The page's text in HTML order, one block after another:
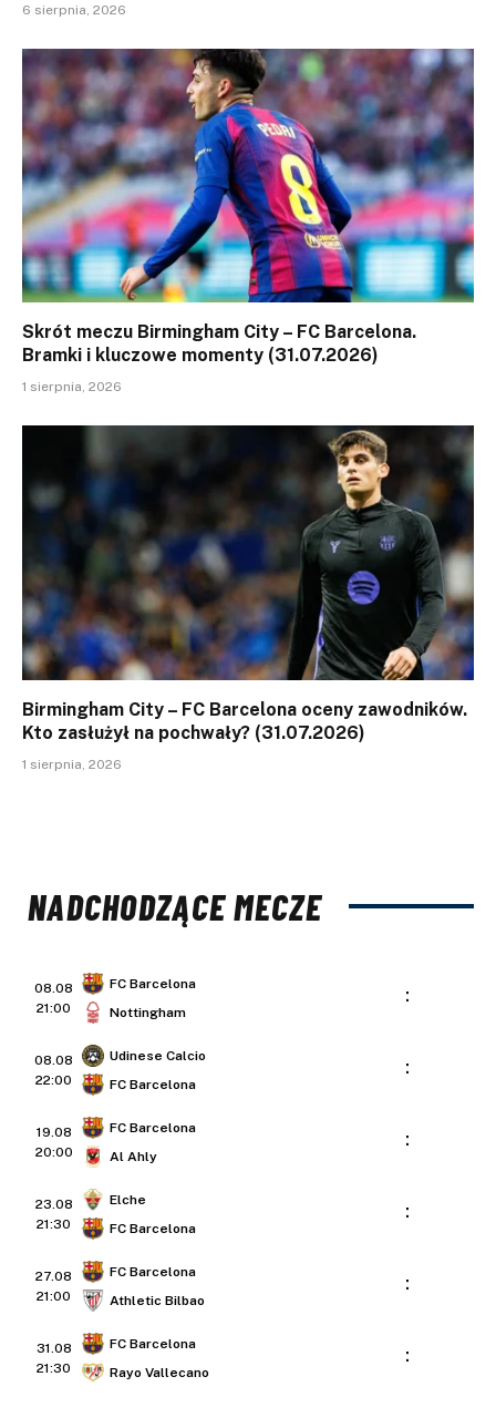
6 sierpnia, 2026
Skrót meczu Birmingham City – FC Barcelona.
Bramki i kluczowe momenty (31.07.2026)
1 sierpnia, 2026
Birmingham City – FC Barcelona oceny zawodników.
Kto zasłużył na pochwały? (31.07.2026)
1 sierpnia, 2026
NADCHODZĄCE MECZE
08.08
21:00
FC Barcelona
Nottingham
:
08.08
22:00
Udinese Calcio
FC Barcelona
:
19.08
20:00
FC Barcelona
Al Ahly
:
23.08
21:30
Elche
FC Barcelona
:
27.08
21:00
FC Barcelona
Athletic Bilbao
:
31.08
21:30
FC Barcelona
Rayo Vallecano
: